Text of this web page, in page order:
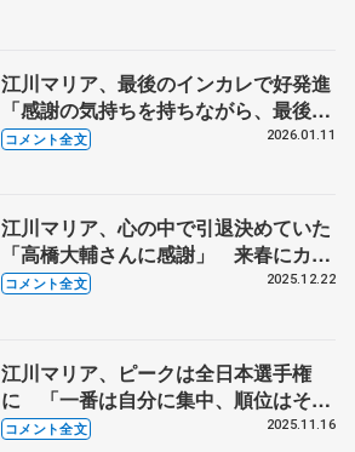
江川マリア、最後のインカレで好発進
「感謝の気持ちを持ちながら、最後、
滑れたらいい」【日本学生氷上競技選
コメント全文 2026.01.11
江川マリア、心の中で引退決めていた
「高橋大輔さんに感謝」 来春にカリ
ビアン・クルーズに就職してアイスシ
コメント全文 2025.12.22
江川マリア、ピークは全日本選手権
に 「一番は自分に集中、順位はその
後ついてくるかな」【東京都民体育大
コメント全文 2025.11.16